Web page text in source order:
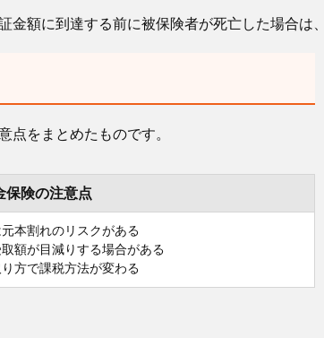
額に到達する前に被保険者が死亡した場合
点をまとめたものです。
保険の注意点
元本割れのリスクがある
額が目減りする場合がある
り方で課税方法が変わる